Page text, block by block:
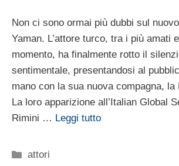
Non ci sono ormai più dubbi sul
Yaman. L’attore turco, tra i più amati
momento, ha finalmente rotto il
sentimentale, presentandosi al
mano con la sua nuova compagna, la
La loro apparizione all’Italian Global
Rimini … Leggi tutto
Categorie
attori